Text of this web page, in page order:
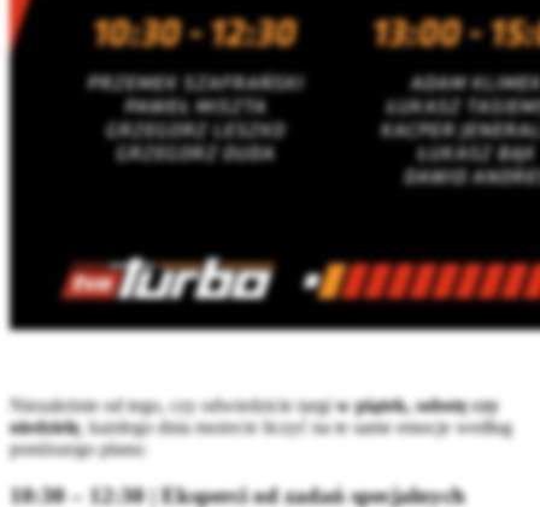
Niezależnie od tego, czy odwiedzicie targiw piątek, sobotę czy
niedzielę, każdego dnia możecie liczyć na te same emocje według
poniższego planu:
10:30 – 12:30 | Eksperci od zadań specjalnych